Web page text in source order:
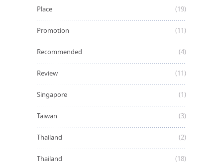
Place (19)
Promotion (11)
Recommended (4)
Review (11)
Singapore (1)
Taiwan (3)
Thailand (2)
Thailand (18)